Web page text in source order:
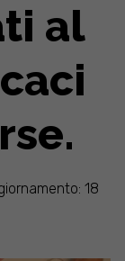
al
18